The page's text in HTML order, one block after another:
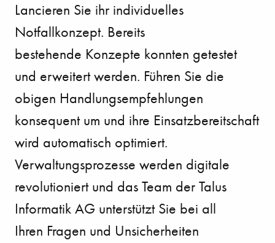
Lancieren Sie ihr individuelles
Notfallkonzept. Bereits
bestehende Konzepte konnten getestet
und erweitert werden. Führen Sie die
obigen Handlungsempfehlungen
konsequent um und ihre Einsatzbereitschaft
wird automatisch optimiert.
Verwaltungsprozesse werden digitale
revolutioniert und das Team der Talus
Informatik AG unterstützt Sie bei all
Ihren Fragen und Unsicherheiten